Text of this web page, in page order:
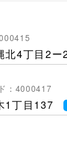
北4丁目2ー
：4000417
1丁目137